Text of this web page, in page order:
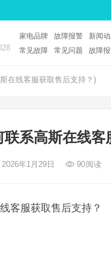
家电品牌 故障报警 新闻
常见故障
常见问题 故障
在线客服获取售后支持？)
系高斯在线客
年1月29日 90阅读
客服获取售后支持？